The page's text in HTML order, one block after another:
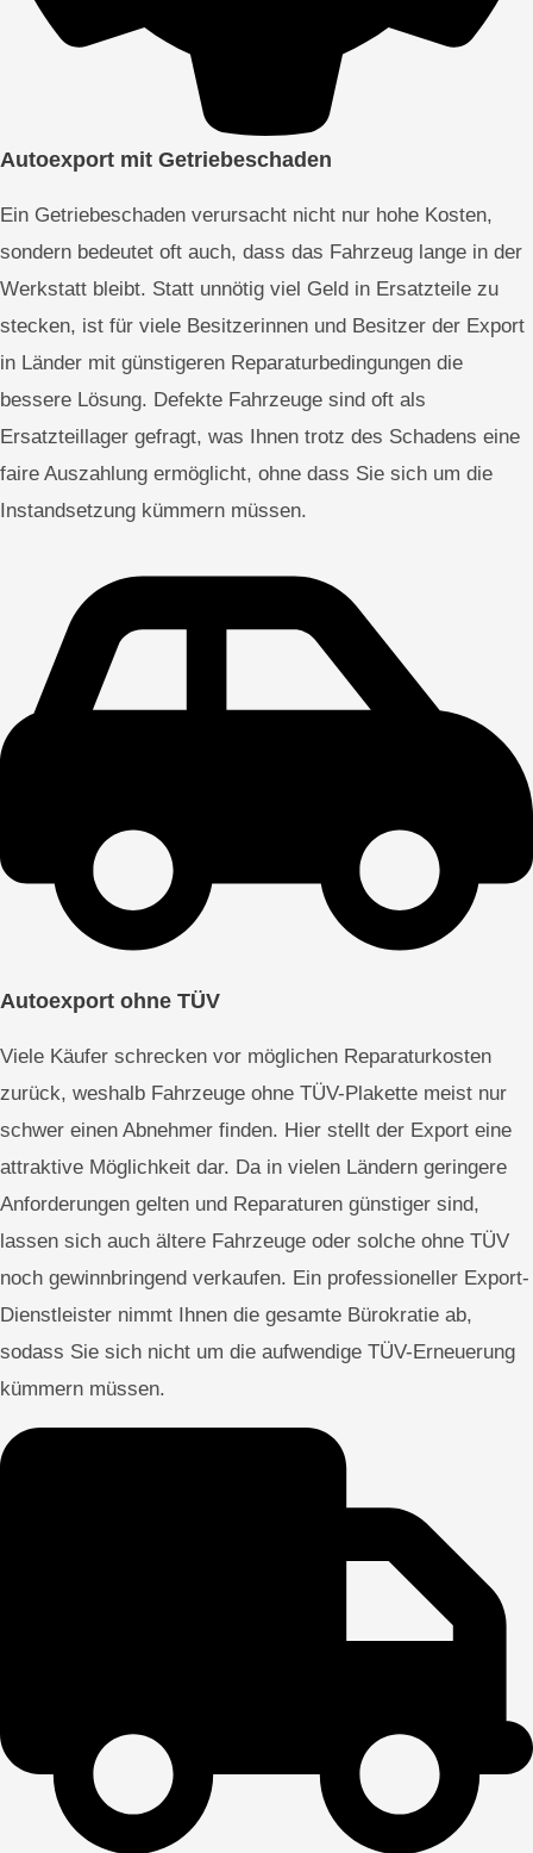
Autoexport mit Getriebeschaden
Ein Getriebeschaden verursacht nicht nur hohe Kosten,
sondern bedeutet oft auch, dass das Fahrzeug lange in der
Werkstatt bleibt. Statt unnötig viel Geld in Ersatzteile zu
stecken, ist für viele Besitzerinnen und Besitzer der Export
in Länder mit günstigeren Reparaturbedingungen die
bessere Lösung. Defekte Fahrzeuge sind oft als
Ersatzteillager gefragt, was Ihnen trotz des Schadens eine
faire Auszahlung ermöglicht, ohne dass Sie sich um die
Instandsetzung kümmern müssen.
Autoexport ohne TÜV
Viele Käufer schrecken vor möglichen Reparaturkosten
zurück, weshalb Fahrzeuge ohne TÜV-Plakette meist nur
schwer einen Abnehmer finden. Hier stellt der Export eine
attraktive Möglichkeit dar. Da in vielen Ländern geringere
Anforderungen gelten und Reparaturen günstiger sind,
lassen sich auch ältere Fahrzeuge oder solche ohne TÜV
noch gewinnbringend verkaufen. Ein professioneller Export-
Dienstleister nimmt Ihnen die gesamte Bürokratie ab,
sodass Sie sich nicht um die aufwendige TÜV-Erneuerung
kümmern müssen.